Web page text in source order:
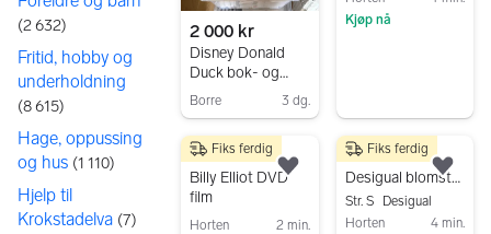
(2 632)
Fritid, hobby og
underholdning
(8 615)
Hage, oppussing
og hus (1 110)
Hjelp til
Krokstadelva (7)
2 000 kr
Disney Donald
Duck bok- og
DVD-samling
Borre 3 dg.
Kjøp nå
100 kr
Billy Elliot DVD
film
Horten
2 min.
Fiks ferdig
Legg til som favoritt.
200 kr
Desigual blomstrete topp / overdel
Str. S
Desigual
Horten
4 min.
Fiks ferdig